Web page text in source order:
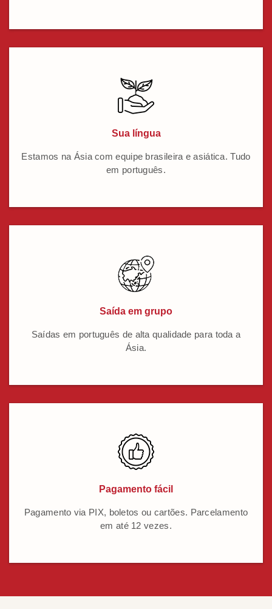
Sua língua
Estamos na Ásia com equipe brasileira e asiática. Tudo
em português.
Saída em grupo
Saídas em português de alta qualidade para toda a
Ásia.
Pagamento fácil
Pagamento via PIX, boletos ou cartões. Parcelamento
em até 12 vezes.